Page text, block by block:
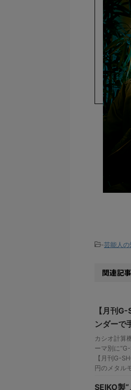
-芸能人の
関連記事
【月刊
ンダーで
カシオ計算
ーマ別に
【月刊G-
円のメタル
SEIKO製